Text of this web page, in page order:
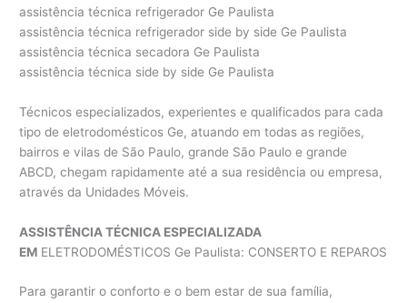
assistência técnica refrigerador Ge Paulista
assistência técnica refrigerador side by side Ge Paulista
assistência técnica secadora Ge Paulista
assistência técnica side by side Ge Paulista
Técnicos especializados, experientes e qualificados para cada
tipo de eletrodomésticos Ge, atuando em todas as regiões,
bairros e vilas de São Paulo, grande São Paulo e grande
ABCD, chegam rapidamente até a sua residência ou empresa,
através da Unidades Móveis.
ASSISTÊNCIA TÉCNICA ESPECIALIZADA
EM ELETRODOMÉSTICOS Ge Paulista: CONSERTO E REPAROS
Para garantir o conforto e o bem estar de sua família,